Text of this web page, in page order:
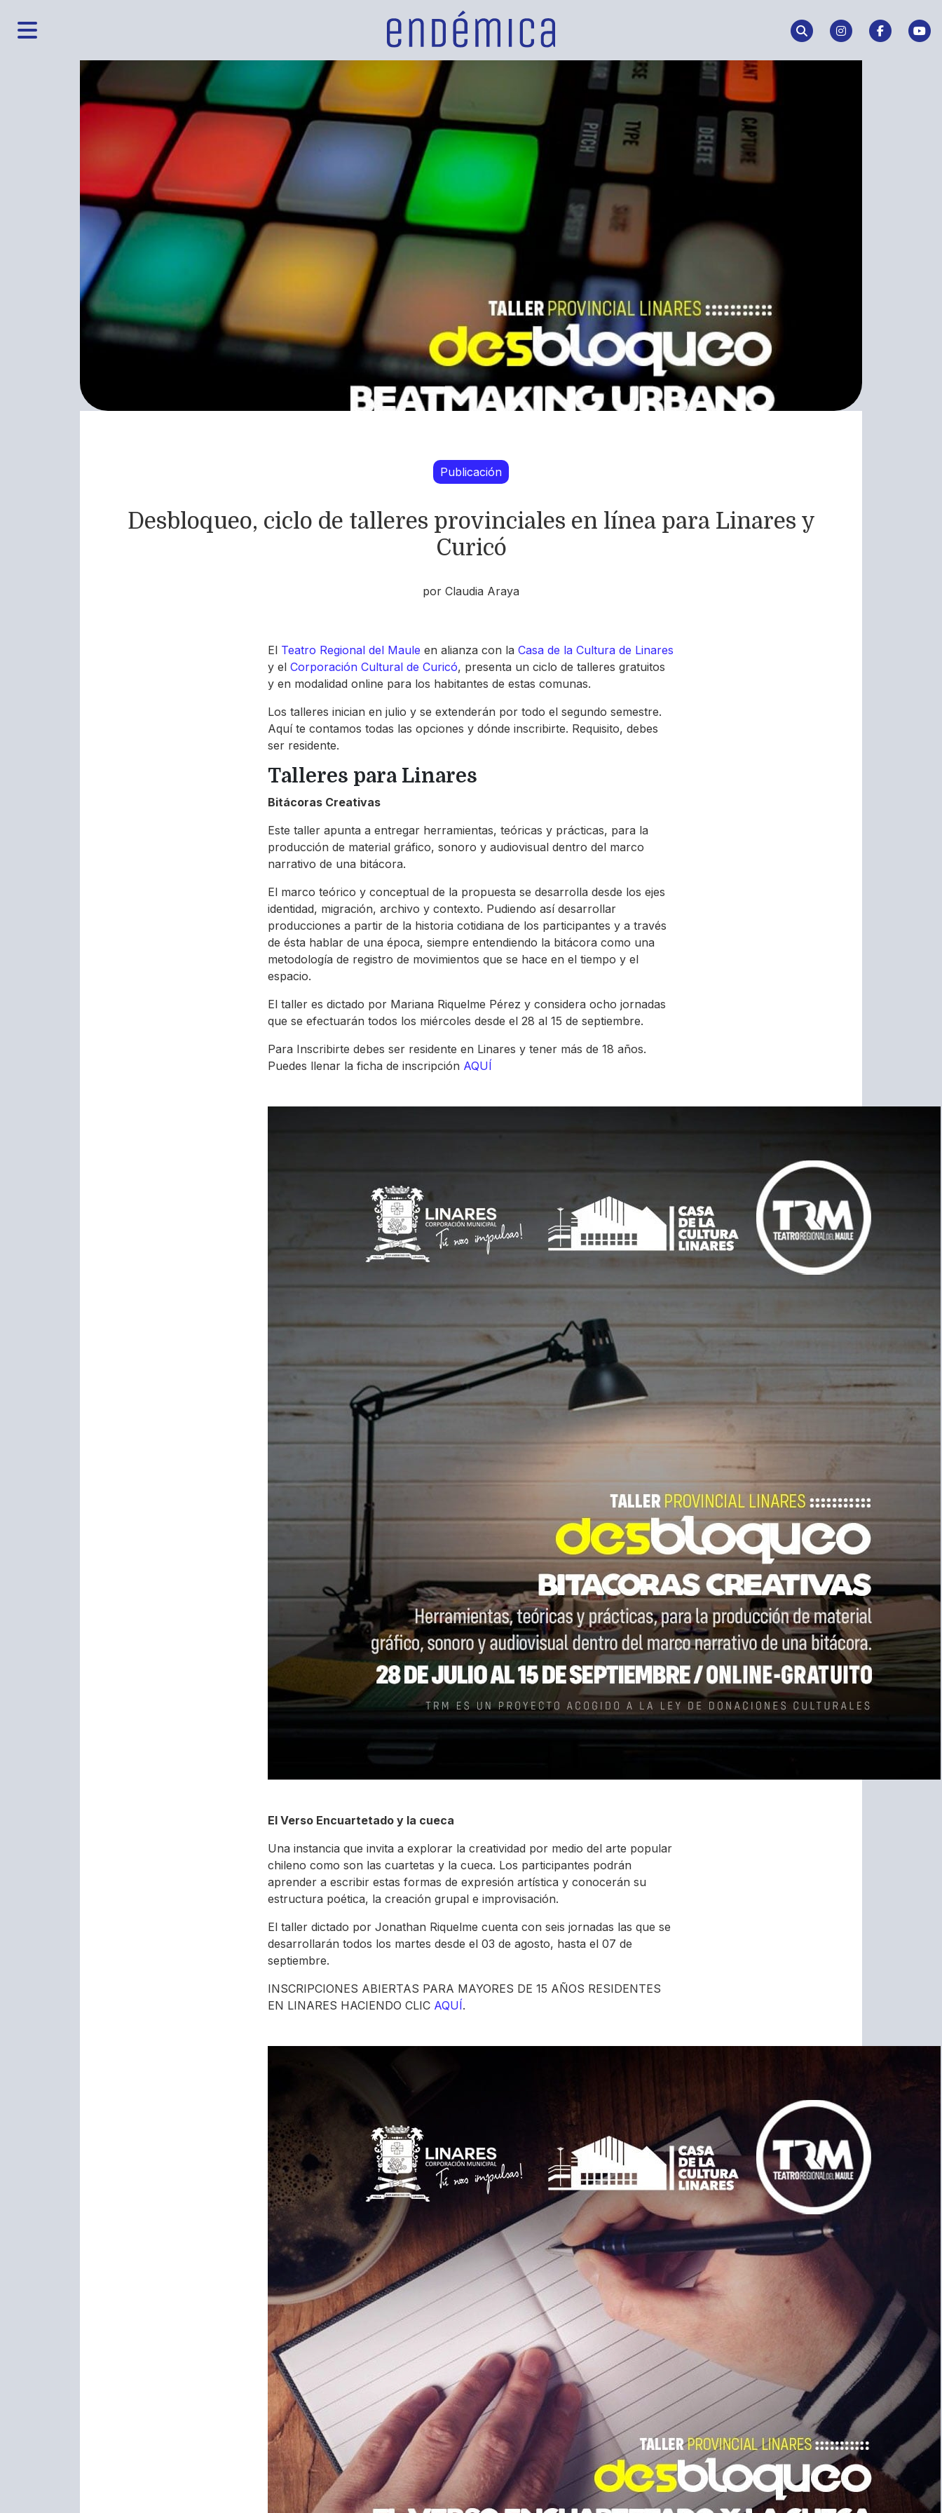
Publicación
Desbloqueo, ciclo de talleres provinciales en línea para Linares y
Curicó
por Claudia Araya
El Teatro Regional del Maule en alianza con la Casa de la Cultura de Linares
y el Corporación Cultural de Curicó, presenta un ciclo de talleres gratuitos
y en modalidad online para los habitantes de estas comunas.
Los talleres inician en julio y se extenderán por todo el segundo semestre.
Aquí te contamos todas las opciones y dónde inscribirte. Requisito, debes
ser residente.
Talleres para Linares
Bitácoras Creativas
Este taller apunta a entregar herramientas, teóricas y prácticas, para la
producción de material gráfico, sonoro y audiovisual dentro del marco
narrativo de una bitácora.
El marco teórico y conceptual de la propuesta se desarrolla desde los ejes
identidad, migración, archivo y contexto. Pudiendo así desarrollar
producciones a partir de la historia cotidiana de los participantes y a través
de ésta hablar de una época, siempre entendiendo la bitácora como una
metodología de registro de movimientos que se hace en el tiempo y el
espacio.
El taller es dictado por Mariana Riquelme Pérez y considera ocho jornadas
que se efectuarán todos los miércoles desde el 28 al 15 de septiembre.
Para Inscribirte debes ser residente en Linares y tener más de 18 años.
Puedes llenar la ficha de inscripción AQUÍ
El Verso Encuartetado y la cueca
Una instancia que invita a explorar la creatividad por medio del arte popular
chileno como son las cuartetas y la cueca. Los participantes podrán
aprender a escribir estas formas de expresión artística y conocerán su
estructura poética, la creación grupal e improvisación.
El taller dictado por Jonathan Riquelme cuenta con seis jornadas las que se
desarrollarán todos los martes desde el 03 de agosto, hasta el 07 de
septiembre.
INSCRIPCIONES ABIERTAS PARA MAYORES DE 15 AÑOS RESIDENTES
EN LINARES HACIENDO CLIC AQUÍ.